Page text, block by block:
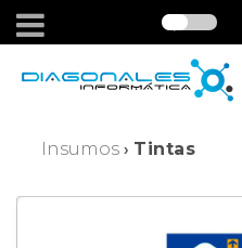
Insumos › Tintas